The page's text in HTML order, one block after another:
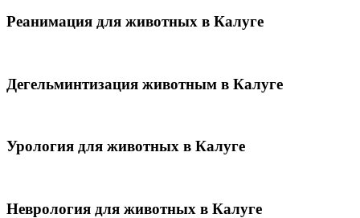
Реанимация для животных в Калуге
Дегельминтизация животным в Калуге
Урология для животных в Калуге
Неврология для животных в Калуге